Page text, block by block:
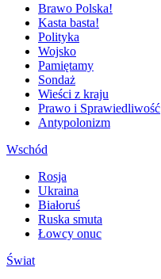
Brawo Polska!
Kasta basta!
Polityka
Wojsko
Pamiętamy
Sondaż
Wieści z kraju
Prawo i Sprawiedliwość
Antypolonizm
Wschód
Rosja
Ukraina
Białoruś
Ruska smuta
Łowcy onuc
Świat